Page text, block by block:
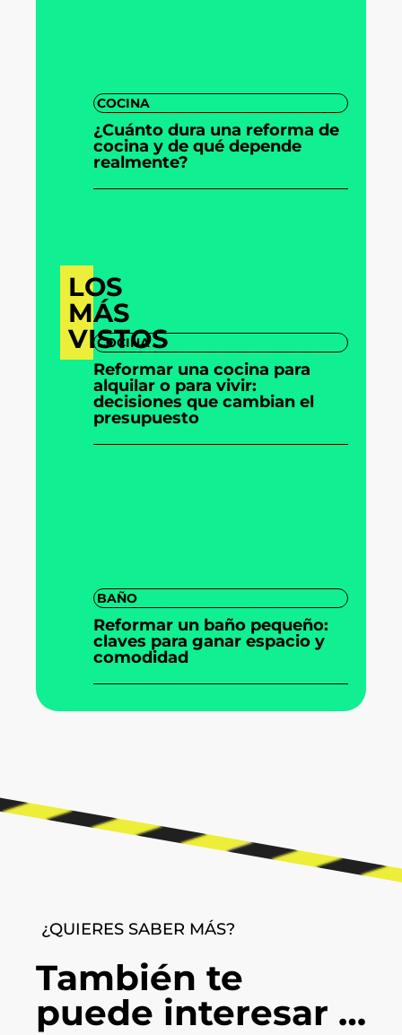
LOS
MÁS
VISTOS
COCINA
¿Cuánto dura una reforma de
cocina y de qué depende
realmente?
COCINA
Reformar una cocina para
alquilar o para vivir:
decisiones que cambian el
presupuesto
BAÑO
Reformar un baño pequeño:
claves para ganar espacio y
comodidad
¿QUIERES SABER MÁS?
También te
puede interesar …